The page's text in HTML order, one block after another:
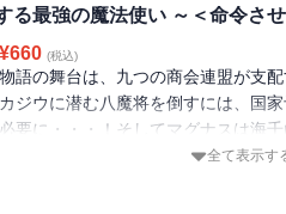
る最強の魔法使い ～＜命令さ
¥660 (税込)
物語の舞台は、九つの商会連盟が支
カジウに潜む八魔将を倒すには、国
必要に・・・！そしてマグナスは海
り、攻略本を活用して様々な新ビジ
全て表示す